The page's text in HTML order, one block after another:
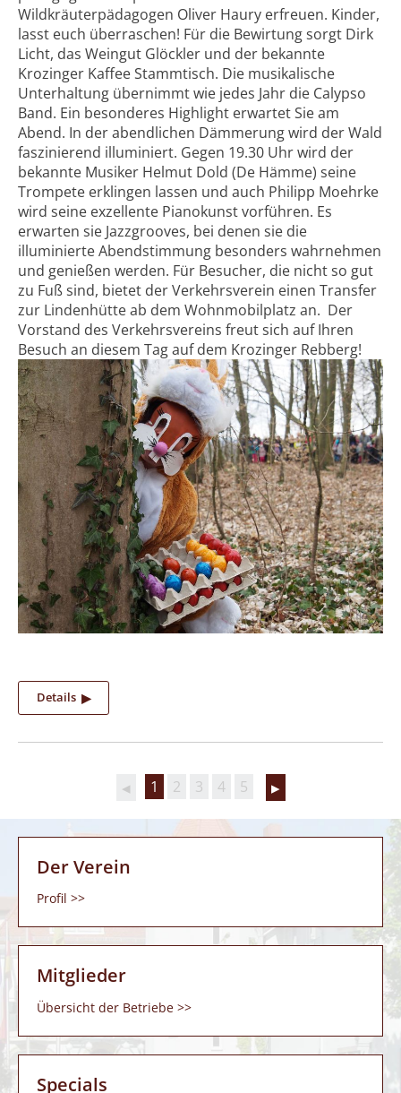
Wildkräuterpädagogen Oliver Haury erfreuen. Kinder,
lasst euch überraschen! Für die Bewirtung sorgt Dirk
Licht, das Weingut Glöckler und der bekannte
Krozinger Kaffee Stammtisch. Die musikalische
Unterhaltung übernimmt wie jedes Jahr die Calypso
Band. Ein besonderes Highlight erwartet Sie am
Abend. In der abendlichen Dämmerung wird der Wald
faszinierend illuminiert. Gegen 19.30 Uhr wird der
bekannte Musiker Helmut Dold (De Hämme) seine
Trompete erklingen lassen und auch Philipp Moehrke
wird seine exzellente Pianokunst vorführen. Es
erwarten sie Jazzgrooves, bei denen sie die
illuminierte Abendstimmung besonders wahrnehmen
und genießen werden. Für Besucher, die nicht so gut
zu Fuß sind, bietet der Verkehrsverein einen Transfer
zur Lindenhütte ab dem Wohnmobilplatz an. Der
Vorstand des Verkehrsvereins freut sich auf Ihren
Besuch an diesem Tag auf dem Krozinger Rebberg!
Details ▸
◂ 1 2 3 4 5 ▸
Der Verein
Profil >>
Mitglieder
Übersicht der Betriebe >>
Specials